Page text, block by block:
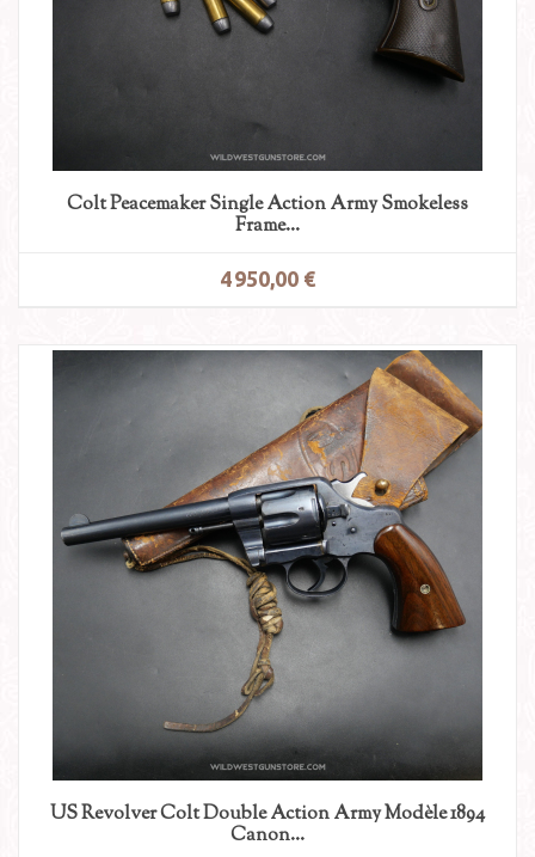
Colt Peacemaker Single Action Army Smokeless
Frame...
4 950,00 €
US Revolver Colt Double Action Army Modèle 1894
Canon...